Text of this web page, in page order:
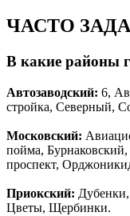
ЧАСТО
В какие районы
Автозаводский: 6,
стройка, Северный,
Московский:
пойма,
проспект,
Приокский:
Цветы, Щербинки.